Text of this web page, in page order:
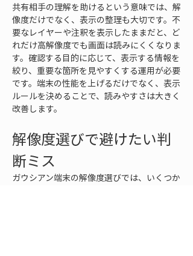
共有相手の理解を助けるという意味では、解
像度だけでなく、表示の整理も大切です。不
要なレイヤーや注釈を表示したままだと、ど
れだけ高解像度でも画面は読みにくくなりま
す。確認する目的に応じて、表示する情報を
絞り、重要な箇所を見やすくする運用が必要
です。端末の性能を上げるだけでなく、表示
ルールを決めることで、読みやすさは大きく
改善します。
解像度選びで避けたい判
断ミス
ガウシアン端末の解像度選びでは、いくつか